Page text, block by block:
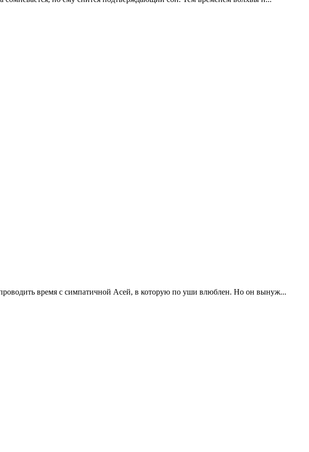
время с симпатичной Асей, в которую по уши влюблен. Но он вынуж...